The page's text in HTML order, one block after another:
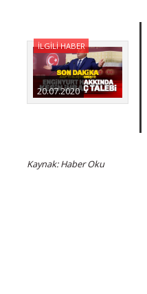
20.07.2020
İLGİLİ HABER
Kaynak: Haber Oku